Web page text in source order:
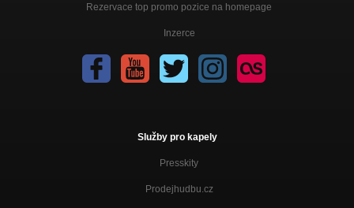
Rezervace top promo pozice na homepage
Inzerce
Služby pro kapely
Presskity
Prodejhudbu.cz